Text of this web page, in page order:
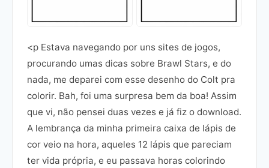
<p Estava navegando por uns sites de jogos,
procurando umas dicas sobre Brawl Stars, e do
nada, me deparei com esse desenho do Colt pra
colorir. Bah, foi uma surpresa bem da boa! Assim
que vi, não pensei duas vezes e já fiz o download.
A lembrança da minha primeira caixa de lápis de
cor veio na hora, aqueles 12 lápis que pareciam
ter vida própria, e eu passava horas colorindo